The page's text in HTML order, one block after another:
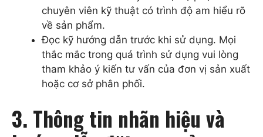
chuyên viên kỹ thuật có trình độ am hiểu rõ
về sản phẩm.
Đọc kỹ hướng dẫn trước khi sử dụng. Mọi
thắc mắc trong quá trình sử dụng vui lòng
tham khảo ý kiến tư vấn của đơn vị sản xuất
hoặc cơ sở phân phối.
3. Thông tin nhãn hiệu và